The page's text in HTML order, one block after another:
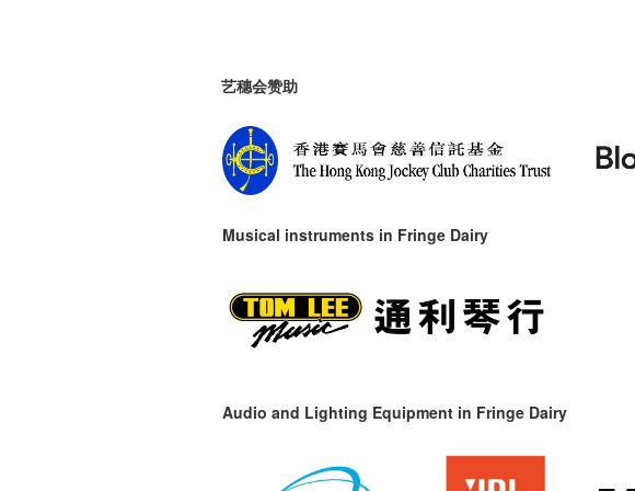
艺穗会赞助
Musical instruments in Fringe Dairy
Audio and Lighting Equipment in Fringe Dairy